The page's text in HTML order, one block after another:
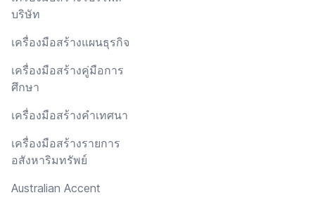
บริษัท
เครื่องมือสร้างแผนธุรกิจ
เครื่องมือสร้างคู่มือการ
ศึกษา
เครื่องมือสร้างคำเทศนา
เครื่องมือสร้างรายการ
อสังหาริมทรัพย์
Australian Accent